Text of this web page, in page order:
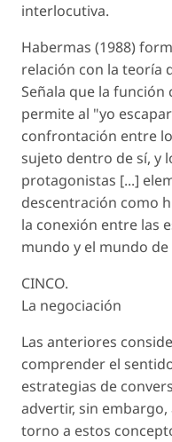
interlocutiva.
Habermas (1988)
relación con la teoría
Señala que la
permite al "yo
confrontación entre
sujeto dentro de sí, y
protagonistas [...]
descentración como
la conexión entre las
mundo y el mundo de
CINCO.
La negociación
Las anteriores
comprender el
estrategias de
advertir, sin
torno a estos